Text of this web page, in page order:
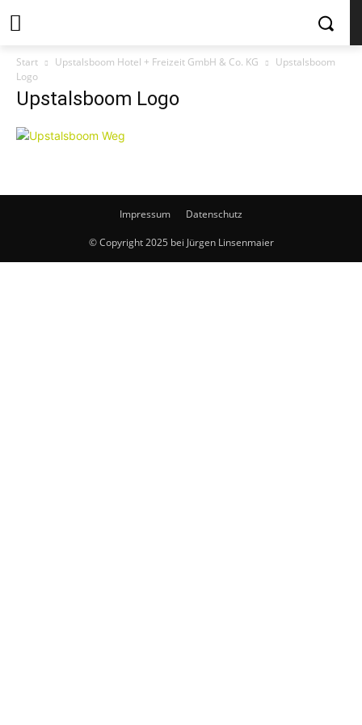
Start Upstalsboom Hotel + Freizeit GmbH & Co. KG
Upstalsboom
Logo
Upstalsboom Logo
Impressum Datenschutz
© Copyright 2025 bei Jürgen Linsenmaier